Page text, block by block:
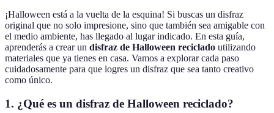
¡Halloween está a la vuelta de la esquina! Si buscas un disfraz
original que no solo impresione, sino que también sea amigable con
el medio ambiente, has llegado al lugar indicado. En esta guía,
aprenderás a crear un disfraz de Halloween reciclado utilizando
materiales que ya tienes en casa. Vamos a explorar cada paso
cuidadosamente para que logres un disfraz que sea tanto creativo
como único.
1. ¿Qué es un disfraz de Halloween reciclado?